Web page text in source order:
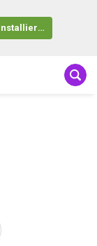
Installieren